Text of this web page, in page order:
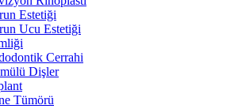
Estetiği
Ucu Estetiği
Cerrahi
Dişler
Tümörü